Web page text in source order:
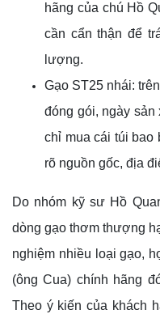
hãng của chú Hồ
cần cẩn thận để
lượng.
Gạo ST25 nhái:
đóng gói, ngày
chỉ mua cái túi bao
rõ nguồn gốc, địa
Do nhóm kỹ sư Hồ
dòng gạo thơm thượng
nghiệm nhiều loại gạo,
(ông Cua) chính hãng
Theo ý kiến của khách